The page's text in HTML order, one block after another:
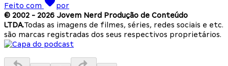
Feito com
por
© 2002 - 2026 Jovem Nerd Produção de Conteúdo
LTDA.Todas as imagens de filmes, séries, redes sociais e etc.
são marcas registradas dos seus respectivos proprietários.